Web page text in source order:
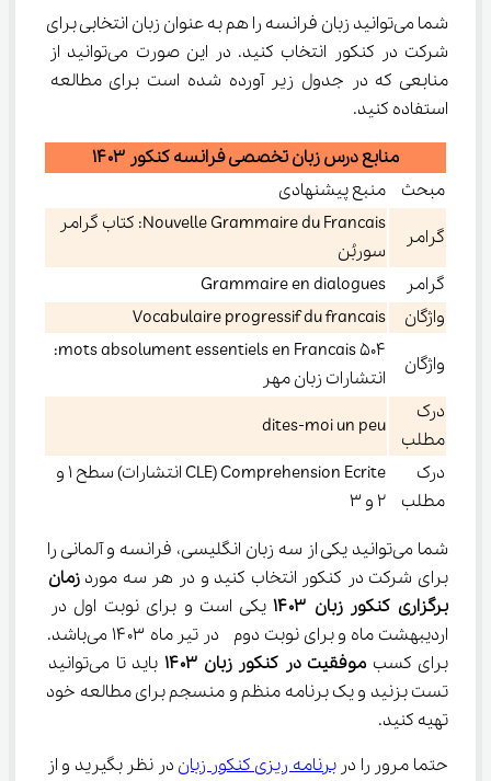
شما می‌توانید زبان فرانسه را هم به عنوان زبان انتخابی برای
شرکت در کنکور انتخاب کنید. در این صورت می‌توانید از
منابعی که در جدول زیر آورده شده است برای مطالعه
استفاده کنید.
منابع درس زبان تخصصی فرانسه کنکور ۱۴۰۳
مبحث
منبع پیشنهادی
گرامر
Nouvelle Grammaire du Francais: کتاب گرامر
سوربُن
گرامر
Grammaire en dialogues
واژگان
Vocabulaire progressif du francais
واژگان
mots absolument essentiels en Francais 504:
انتشارات زبان مهر
درک
مطلب
dites-moi un peu
درک
مطلب
Comprehension Ecrite (CLE انتشارات) سطح ۱ و
۲ و ۳
شما می‌توانید یکی از سه زبان انگلیسی، فرانسه و آلمانی را
برای شرکت در کنکور انتخاب کنید و در هر سه مورد زمان
برگزاری کنکور زبان ۱۴۰۳
یکی است و برای نوبت اول در
اردیبهشت ماه و برای نوبت دوم  در تیر ماه ۱۴۰۳ می‌باشد.
برای کسب موفقیت در کنکور زبان ۱۴۰۳
باید تا می‌توانید
تست بزنید و یک برنامه منظم و منسجم برای مطالعه خود
تهیه کنید.
حتما مرور را در برنامه ریزی کنکور زبان در نظر بگیرید و از